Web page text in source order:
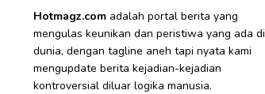
Hotmagz.comadalah portal berita yang
mengulas keunikan dan peristiwa yang ada di
dunia, dengan tagline aneh tapi nyata kami
mengupdate berita kejadian-kejadian
kontroversial diluar logika manusia.